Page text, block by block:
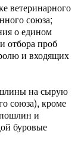
ветеринарного
союза;
о едином
отбора проб
и входящих
на сырую
союза), кроме
и
буровые